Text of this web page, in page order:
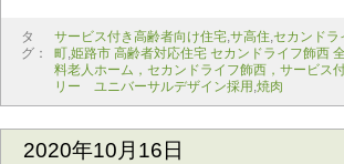
タ
グ：
サービス付き高齢者向け住宅,サ高住,セカンドラ
町,姫路市 高齢者対応住宅 セカンドライフ飾西
料老人ホーム，セカンドライフ飾西，サービス
リー ユニバーサルデザイン採用 ,焼肉
2020年10月16日